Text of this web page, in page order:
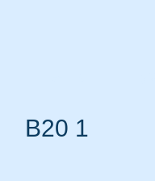
B20 1